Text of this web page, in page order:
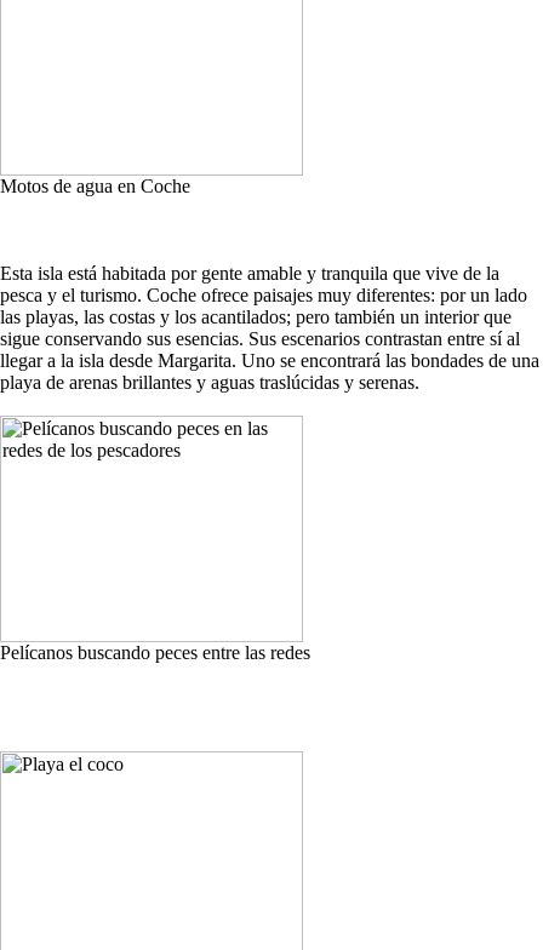
Motos de agua en Coche
Esta isla está habitada por gente amable y tranquila que vive de la
pesca y el turismo. Coche ofrece paisajes muy diferentes: por un lado
las playas, las costas y los acantilados; pero también un interior que
sigue conservando sus esencias. Sus escenarios contrastan entre sí al
llegar a la isla desde Margarita. Uno se encontrará las bondades de una
playa de arenas brillantes y aguas traslúcidas y serenas.
Pelícanos buscando peces entre las redes